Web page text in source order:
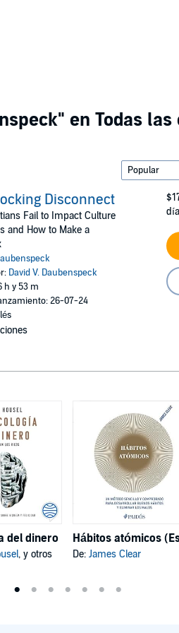
en Todas
Disconnect
Fail to Impact Culture
and How to Make a
David V. Daubenspeck
h y 53 m
26-07-24
del dinero
, y otros De: James Clear